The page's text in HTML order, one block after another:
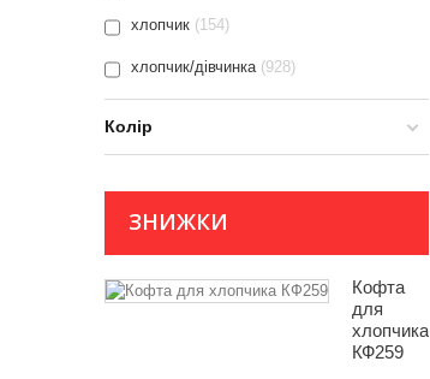
хлопчик 154
хлопчик/дівчинка 928
Колір
ЗНИЖКИ
Кофта
для
хлопчика
КФ259